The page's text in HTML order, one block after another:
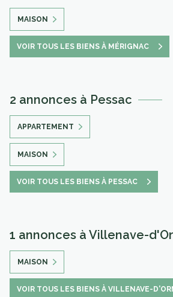
MAISON
VOIR TOUS LES BIENS À MÉRIGNAC
2 annonces à Pessac
APPARTEMENT
MAISON
VOIR TOUS LES BIENS À PESSAC
1 annonces à Villenave-
MAISON
VOIR TOUS LES BIENS À VILLENAVE-